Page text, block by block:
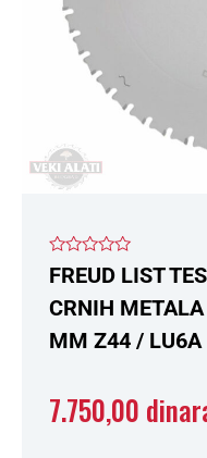
Ocenjeno
sa
0
od
FREUD LIST
CRNIH
MM Z44 / LU6A
7.750,00